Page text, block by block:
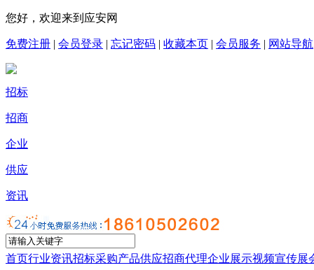
您好，欢迎来到应安网
免费注册 | 会员登录 | 忘记密码 | 收藏本页 | 会员服务 | 网站导航
招标
招商
企业
供应
资讯
首页行业资讯招标采购产品供应招商代理企业展示视频宣传展